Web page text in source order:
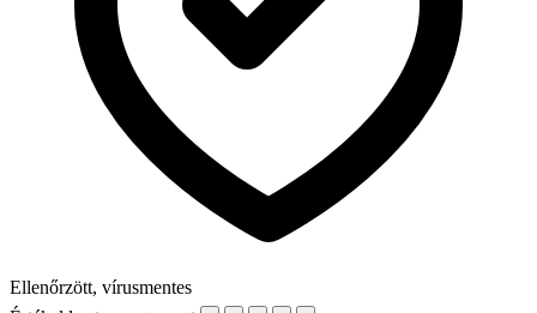
Ellenőrzött, vírusmentes